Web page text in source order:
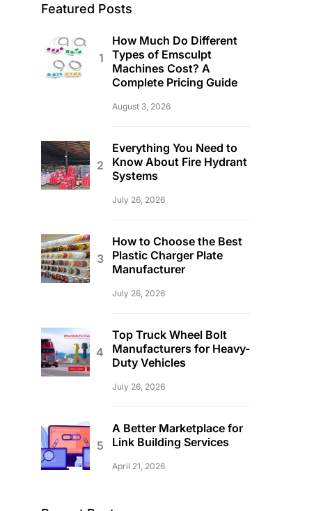
Featured Posts
How Much Do Different
Types of Emsculpt
Machines Cost? A
Complete Pricing Guide
August 3, 2026
Everything You Need to
Know About Fire Hydrant
Systems
July 26, 2026
How to Choose the Best
Plastic Charger Plate
Manufacturer
July 26, 2026
Top Truck Wheel Bolt
Manufacturers for Heavy-
Duty Vehicles
July 26, 2026
A Better Marketplace for
Link Building Services
April 21, 2026